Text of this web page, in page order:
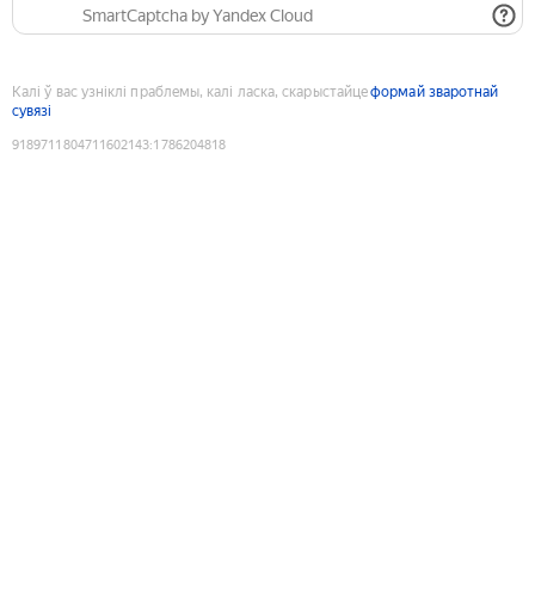
SmartCaptcha by Yandex Cloud
Калі ў вас узніклі праблемы, калі ласка, скарыстайцеформай зваротнай
сувязі
9189711804711602143:1786204818